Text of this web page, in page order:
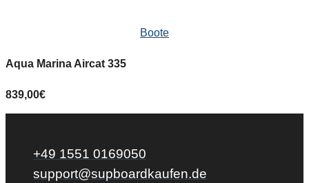
Boote
Aqua Marina Aircat 335
839,00€
+49 1551 0169050
support@supboardkaufen.de